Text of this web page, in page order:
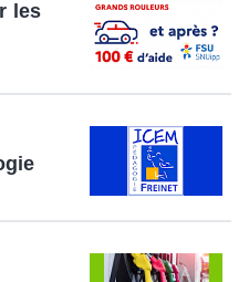
les